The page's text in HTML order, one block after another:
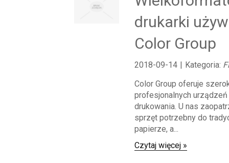
drukarki
Color Group
2018-09-14 | Kategoria:
Color Group oferuje
profesjonalnych
drukowania. U nas
sprzęt potrzebny do
papierze, a...
Czytaj więcej »